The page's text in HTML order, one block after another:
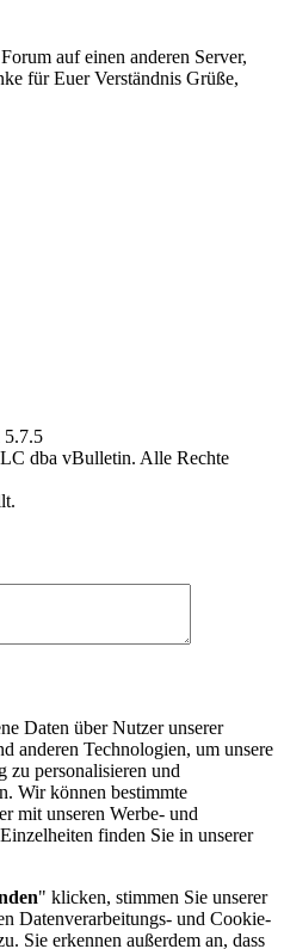
auf einen anderen Server,
für Euer Verständnis Grüße,
5.7.5
dba vBulletin. Alle Rechte
Daten über Nutzer unserer
anderen Technologien, um unsere
zu personalisieren und
Wir können bestimmte
mit unseren Werbe- und
finden Sie in unserer
" klicken, stimmen Sie unserer
Datenverarbeitungs- und Cookie-
Sie erkennen außerdem an, dass